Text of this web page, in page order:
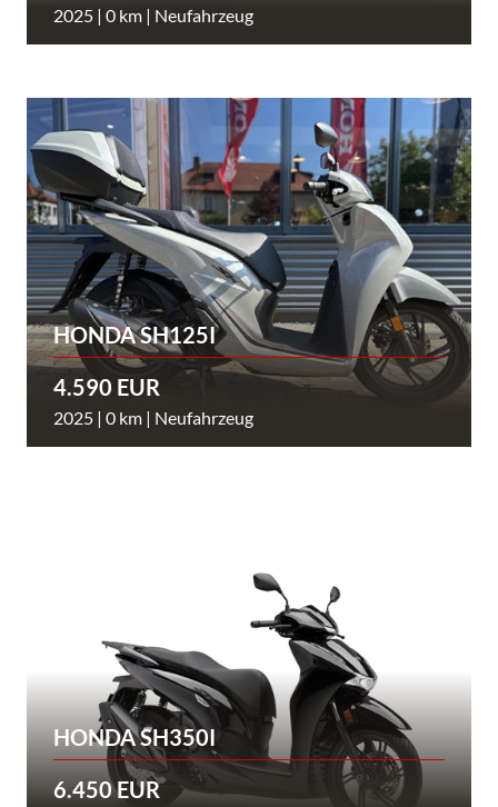
2025 | 0 km | Neufahrzeug
HONDA SH125I
4.590 EUR
2025 | 0 km | Neufahrzeug
HONDA SH350I
6.450 EUR